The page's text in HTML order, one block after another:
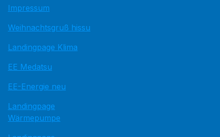
Impressum
Weihnachtsgruß hissu
Landingpage Klima
EE Medatsu
EE-Energie neu
Landingpage
Wärmepumpe